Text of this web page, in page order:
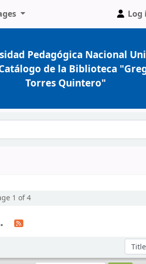
Log
Pedagógica Nacional
de la Biblioteca
Torres Quintero"
1 of 4
Sort